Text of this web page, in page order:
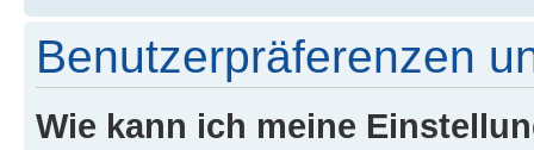
Benutzerpräferenzen
Wie kann ich meine